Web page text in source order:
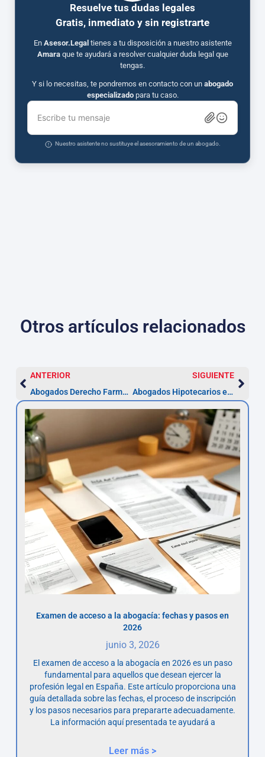
Resuelve tus dudas legales
Gratis, inmediato y sin registrarte
En Asesor.Legal tienes a tu disposición a nuestro asistente
Amaraque te ayudará a resolver cualquier duda legal que
tengas.
Y si lo necesitas, te pondremos en contacto con un abogado
especializadopara tu caso.
Escribe tu mensaje
Nuestro asistente no sustituye el asesoramiento de un abogado.
Otros artículos relacionados
ANTERIOR
Abogados Derecho Farmacéutico en Dos Hermanas | pasos y plazos
SIGUIENTE
Abogados Hipotecarios en Dos Hermanas | Reclama en 4 años
Examen de acceso a la abogacía: fechas y pasos en
2026
junio 3, 2026
El examen de acceso a la abogacía en 2026 es un paso
fundamental para aquellos que desean ejercer la
profesión legal en España. Este artículo proporciona una
guía detallada sobre las fechas, el proceso de inscripción
y los pasos necesarios para prepararte adecuadamente.
La información aquí presentada te ayudará a
Leer más >